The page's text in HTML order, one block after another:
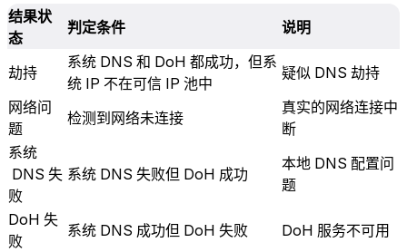
结果状
态
判定条件 说明
劫持
系统 DNS 和 DoH 都成功，但系
统 IP 不在可信 IP 池中
疑似 DNS 劫持
网络问
题
检测到网络未连接
真实的网络连接中
断
系统
DNS 失
败
系统 DNS 失败但 DoH 成功
本地 DNS 配置问
题
DoH 失
败
系统 DNS 成功但 DoH 失败 DoH 服务不可用